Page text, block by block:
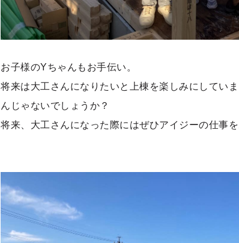
お子様のYちゃんもお手伝い。
将来は大工さんになりたいと上棟を楽しみにしてい
んじゃないでしょうか？
将来、大工さんになった際にはぜひアイジーの仕事を